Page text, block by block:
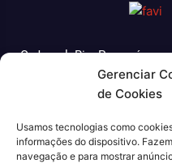
Gerenciar
de Cookies
Usamos tecnologias como
informações do dispositivo.
navegação e para mostrar
O Jornal Rio Press é
impresso que cobre
Rio de Janeiro. Com
sobre política,
relevantes para a